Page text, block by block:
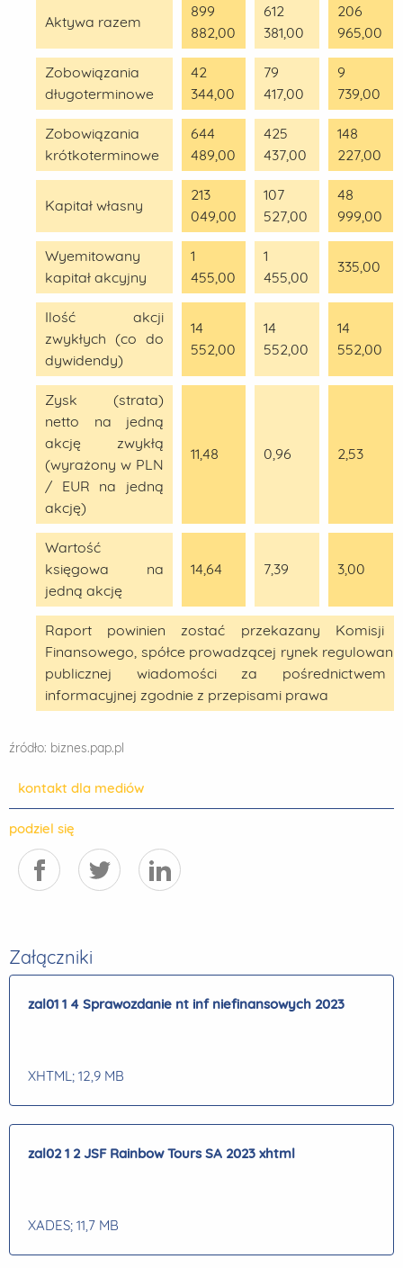
Aktywa razem
899
882,00
612
381,00
206
965,00
Zobowiązania
długoterminowe
42
344,00
79
417,00
9
739,00
Zobowiązania
krótkoterminowe
644
489,00
425
437,00
148
227,00
Kapitał własny
213
049,00
107
527,00
48
999,00
Wyemitowany
kapitał akcyjny
1
455,00
1
455,00
335,00
Ilość akcji
zwykłych (co do
dywidendy)
14
552,00
14
552,00
14
552,00
Zysk (strata)
netto na jedną
akcję zwykłą
(wyrażony w PLN
/ EUR na jedną
akcję)
11,48 0,96 2,53
Wartość
księgowa na
jedną akcję
14,64 7,39 3,00
Raport powinien zostać przekazany Komisji
Finansowego, spółce prowadzącej rynek
publicznej wiadomości za pośrednictwem
informacyjnej zgodnie z przepisami prawa
źródło: biznes.pap.pl
kontakt dla mediów
podziel się
Załączniki
zal01 1 4 Sprawozdanie nt inf niefinansowych 2023
XHTML; 12,9 MB
zal02 1 2 JSF Rainbow Tours SA 2023 xhtml
XADES; 11,7 MB